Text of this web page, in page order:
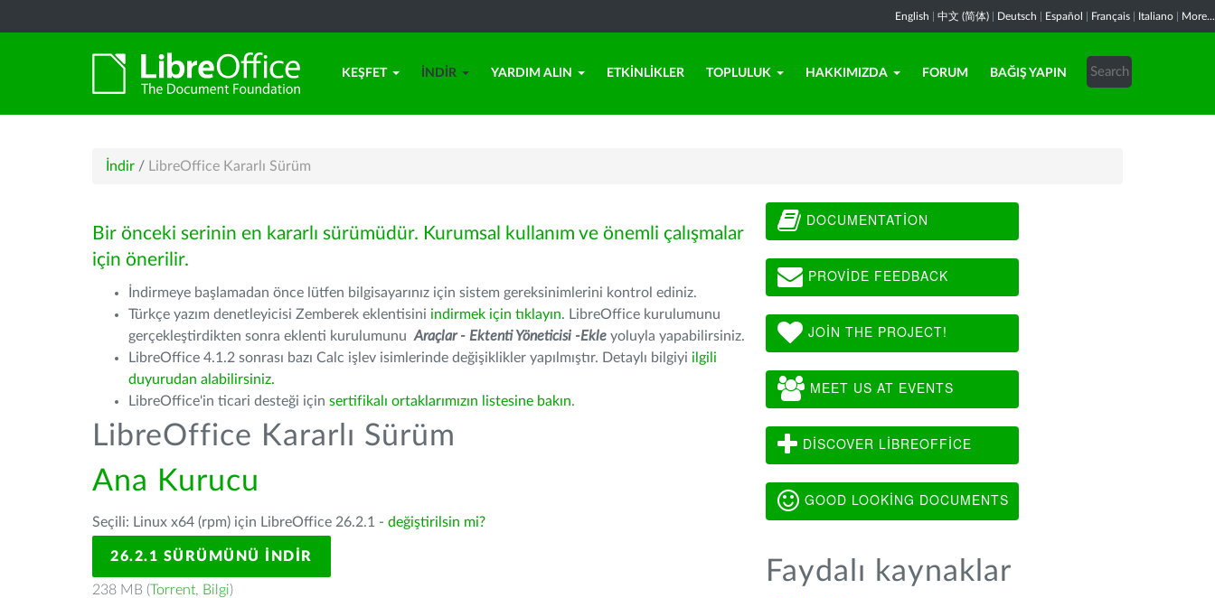
English 中文 (简体) Deutsch Español Français Italiano More...
KEŞFET İNDIR YARDIM ALIN ETKINLIKLER TOPLULUK HAKKIMIZDA FORUM BAĞIŞ YAPIN
İndir / LibreOffice Kararlı Sürüm
Bir önceki serinin en kararlı sürümüdür. Kurumsal kullanım ve önemli çalışmalar
için önerilir.
İndirmeye başlamadan önce lütfen bilgisayarınız için sistem gereksinimlerini kontrol ediniz.
Türkçe yazım denetleyicisi Zemberek eklentisini indirmek için tıklayın. LibreOffice kurulumunu
gerçekleştirdikten sonra eklenti kurulumunu Araçlar - Ektenti Yöneticisi -Ekle yoluyla yapabilirsiniz.
LibreOffice 4.1.2 sonrası bazı Calc işlev isimlerinde değişiklikler yapılmıştır. Detaylı bilgiyi ilgili
duyurudan alabilirsiniz.
LibreOffice'in ticari desteği için sertifikalı ortaklarımızın listesine bakın.
LibreOffice Kararlı Sürüm
Ana Kurucu
Seçili: Linux x64 (rpm) için LibreOffice 26.2.1 - değiştirilsin mi?
26.2.1 SÜRÜMÜNÜ İNDIR
238 MB (Torrent, Bilgi)
DOCUMENTATION
PROVIDE FEEDBACK
JOIN THE PROJECT!
MEET US AT EVENTS
DISCOVER LIBREOFFICE
GOOD LOOKING DOCUMENTS
Faydalı kaynaklar